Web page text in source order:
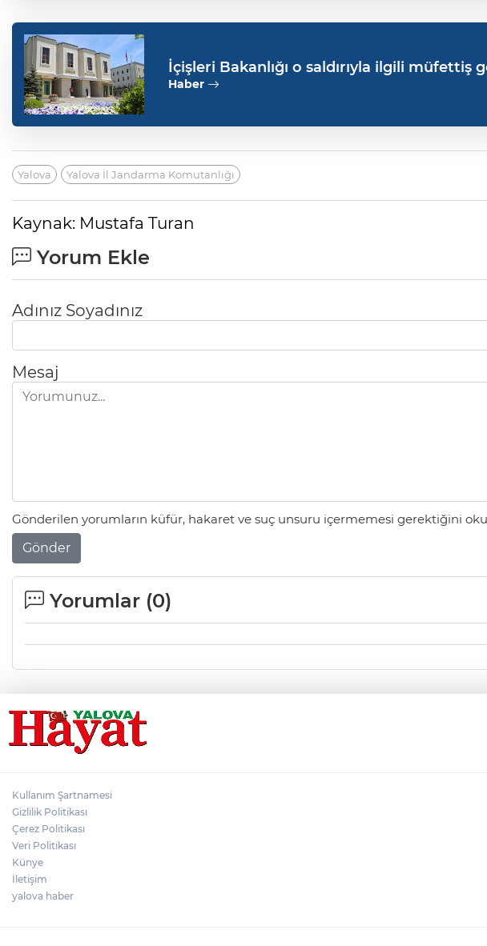
İçişleri Bakanlığı o saldırıyla ilgili müfettiş
Haber
Yalova Yalova İl Jandarma Komutanlığı
Kaynak: Mustafa Turan
Yorum Ekle
Adınız Soyadınız
Mesaj
Gönderilen yorumların küfür, hakaret ve suç unsuru içermemesi gerektiğini
Gönder
Yorumlar (0)
Kullanım Şartnamesi
Gizlilik Politikası
Çerez Politikası
Veri Politikası
Künye
İletişim
yalova haber